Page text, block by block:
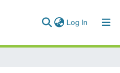
Log In (current)